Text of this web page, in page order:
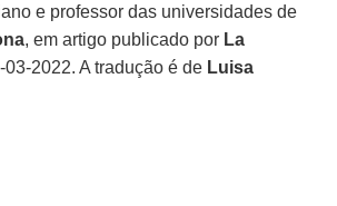
e professor das universidades de
, em artigo publicado por La
03-2022. A tradução é de Luisa